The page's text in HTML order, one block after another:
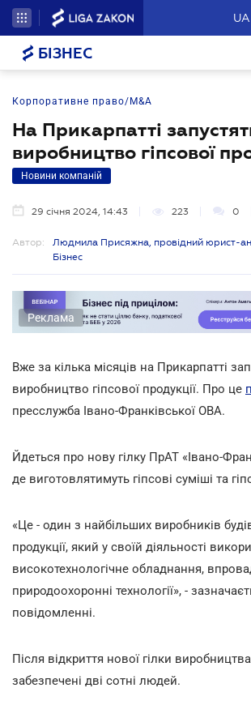
UA
БІЗНЕС
Корпоративне право/M&A
На Прикарпатті
виробництво гіпсової
Новини компаній
29 січня 2024, 14:43 223 0
Автор:
Людмила Присяжна, провідний юрист-
Бізнес
Реклама
Вже за кілька місяців на Прикарпатті
виробництво гіпсової продукції. Про це
пресслужба Івано-Франківської ОВА.
Йдеться про нову гілку ПрАТ «Івано-
де виготовлятимуть гіпсові суміші та
«Це - один з найбільших виробників
продукції, який у своїй діяльності
високотехнологічне обладнання,
природоохоронні технології», -
повідомленні.
Після відкриття нової гілки
забезпечені дві сотні людей.